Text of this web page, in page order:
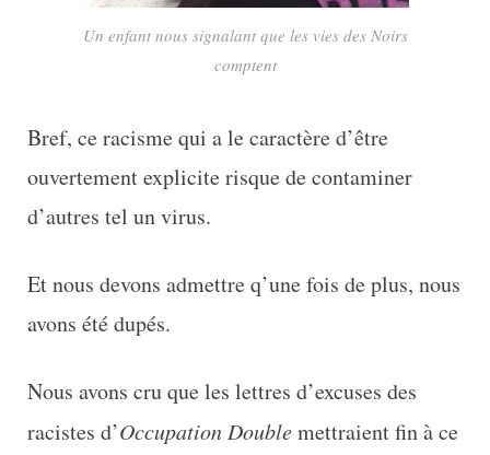
Un enfant nous signalant que les vies des Noirs
comptent
Bref, ce racisme qui a le caractère d’être
ouvertement explicite risque de contaminer
d’autres tel un virus.
Et nous devons admettre q’une fois de plus, nous
avons été dupés.
Nous avons cru que les lettres d’excuses des
racistes d’Occupation Doublemettraient fin à ce